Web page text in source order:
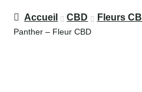
Accueil CBD Fleurs
Panther – Fleur CBD